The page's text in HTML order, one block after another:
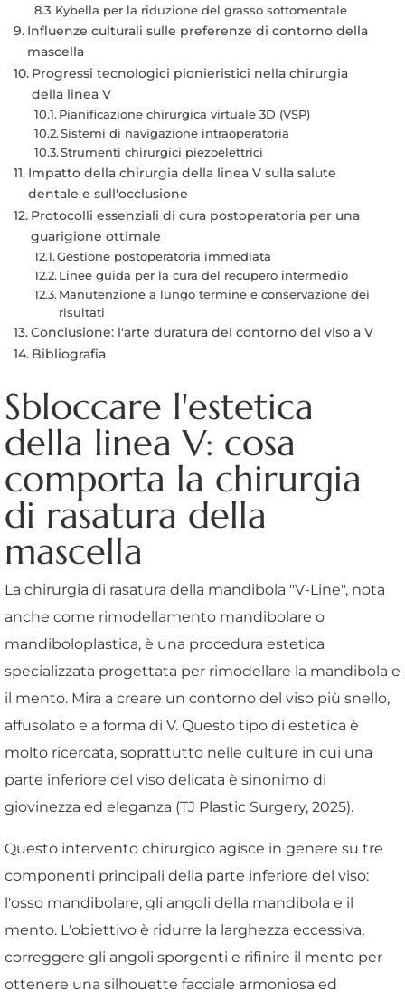
Kybella per la riduzione del grasso sottomentale
Influenze culturali sulle preferenze di contorno della
mascella
Progressi tecnologici pionieristici nella chirurgia
della linea V
Pianificazione chirurgica virtuale 3D (VSP)
Sistemi di navigazione intraoperatoria
Strumenti chirurgici piezoelettrici
Impatto della chirurgia della linea V sulla salute
dentale e sull'occlusione
Protocolli essenziali di cura postoperatoria per una
guarigione ottimale
Gestione postoperatoria immediata
Linee guida per la cura del recupero intermedio
Manutenzione a lungo termine e conservazione dei
risultati
Conclusione: l'arte duratura del contorno del viso a V
Bibliografia
Sbloccare l'estetica
della linea V: cosa
comporta la chirurgia
di rasatura della
mascella
La chirurgia di rasatura della mandibola "V-Line", nota
anche come rimodellamento mandibolare o
mandiboloplastica, è una procedura estetica
specializzata progettata per rimodellare la mandibola e
il mento. Mira a creare un contorno del viso più snello,
affusolato e a forma di V. Questo tipo di estetica è
molto ricercata, soprattutto nelle culture in cui una
parte inferiore del viso delicata è sinonimo di
giovinezza ed eleganza (TJ Plastic Surgery, 2025).
Questo intervento chirurgico agisce in genere su tre
componenti principali della parte inferiore del viso:
l'osso mandibolare, gli angoli della mandibola e il
mento. L'obiettivo è ridurre la larghezza eccessiva,
correggere gli angoli sporgenti e rifinire il mento per
ottenere una silhouette facciale armoniosa ed